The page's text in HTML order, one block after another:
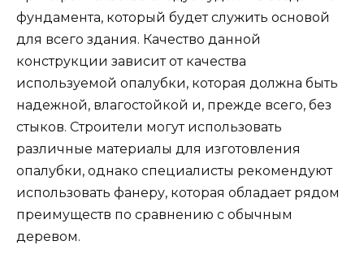
фундамента, который будет служить основой
для всего здания. Качество данной
конструкции зависит от качества
используемой опалубки, которая должна быть
надежной, влагостойкой и, прежде всего, без
стыков. Строители могут использовать
различные материалы для изготовления
опалубки, однако специалисты рекомендуют
использовать фанеру, которая обладает рядом
преимуществ по сравнению с обычным
деревом.